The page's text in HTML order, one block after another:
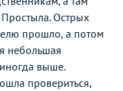
Острых
прошло, а потом
небольшая
выше.
провериться,